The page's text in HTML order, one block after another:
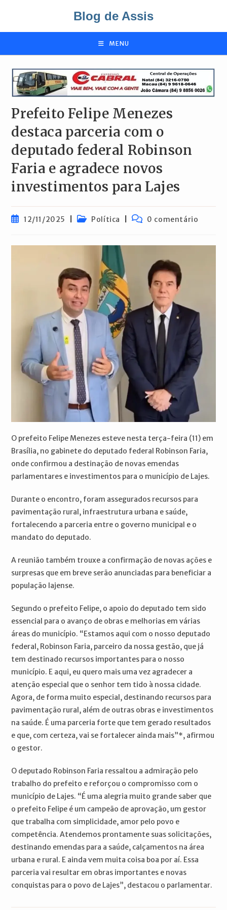
o
Blog de Assis
MENU
Prefeito Felipe Menezes
destaca parceria com o
deputado federal Robinson
Faria e agradece novos
investimentos para Lajes
Post12/11/2025
Categoria
Política
Comentários
0 comentário
O prefeito Felipe Menezes esteve nesta terça-feira (11) em
Brasília, no gabinete do deputado federal Robinson Faria,
onde confirmou a destinação de novas emendas
parlamentares e investimentos para o município de Lajes.
Durante o encontro, foram assegurados recursos para
pavimentação rural, infraestrutura urbana e saúde,
fortalecendo a parceria entre o governo municipal e o
mandato do deputado.
A reunião também trouxe a confirmação de novas ações e
surpresas que em breve serão anunciadas para beneficiar a
população lajense.
Segundo o prefeito Felipe, o apoio do deputado tem sido
essencial para o avanço de obras e melhorias em várias
áreas do município. “Estamos aqui com o nosso deputado
federal, Robinson Faria, parceiro da nossa gestão, que já
tem destinado recursos importantes para o nosso
município. E aqui, eu quero mais uma vez agradecer a
atenção especial que o senhor tem tido à nossa cidade.
Agora, de forma muito especial, destinando recursos para
pavimentação rural, além de outras obras e investimentos
na saúde. É uma parceria forte que tem gerado resultados
e que, com certeza, vai se fortalecer ainda mais”*, afirmou
o gestor.
O deputado Robinson Faria ressaltou a admiração pelo
trabalho do prefeito e reforçou o compromisso com o
município de Lajes. “É uma alegria muito grande saber que
o prefeito Felipe é um campeão de aprovação, um gestor
que trabalha com simplicidade, amor pelo povo e
competência. Atendemos prontamente suas solicitações,
destinando emendas para a saúde, calçamentos na área
urbana e rural. E ainda vem muita coisa boa por aí. Essa
parceria vai resultar em obras importantes e novas
conquistas para o povo de Lajes”, destacou o parlamentar.